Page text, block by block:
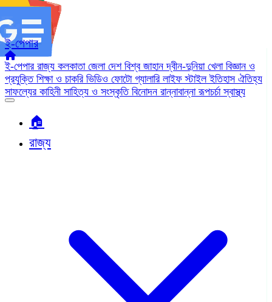
ই-পেপার
ই-পেপার রাজ্য কলকাতা জেলা দেশ বিশ্ব জাহানদ্বীন-দুনিয়া খেলা বিজ্ঞান ও
প্রযুক্তি শিক্ষা ও চাকরি ভিডিও ফোটো গ্যালারি লাইফ স্টাইলইতিহাস ঐতিহ্য
সাফল্যের কাহিনী সাহিত্য ও সংস্কৃতি বিনোদন রান্নাবান্নারূপচর্চাস্বাস্থ্য
🏠︎
রাজ্য